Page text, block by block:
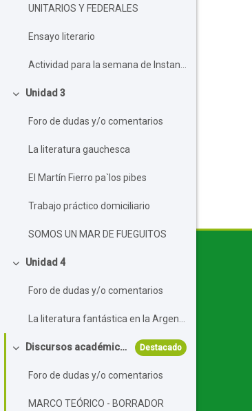
UNITARIOS Y FEDERALES
Ensayo literario
Unidad 3
Foro de dudas y/o comentarios
La literatura gauchesca
El Martín Fierro pa`los pibes
Trabajo práctico domiciliario
SOMOS UN MAR DE FUEGUITOS
Unidad 4
Foro de dudas y/o comentarios
Discursos académicos Destacado
Foro de dudas y/o comentarios
MARCO TEÓRICO - BORRADOR